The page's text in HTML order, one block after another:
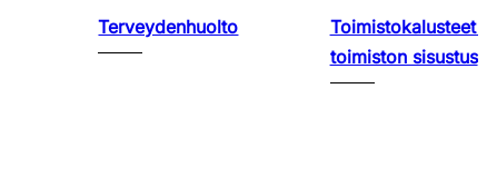
Terveydenhuolto
Toimistokalusteet
toimiston sisustus